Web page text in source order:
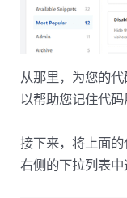
从那里，为您的
以帮助您记住代码
接下来，将上面
右侧的下拉列表中